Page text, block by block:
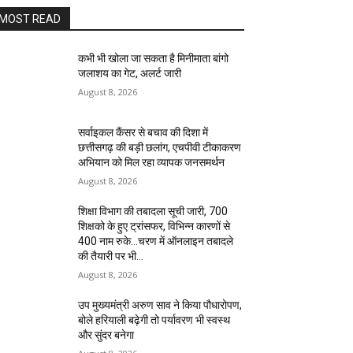
MOST READ
कभी भी खोला जा सकता है मिनीमाता बांगो
जलाशय का गेट, अलर्ट जारी
August 8, 2026
सर्वाइकल कैंसर से बचाव की दिशा में
छत्तीसगढ़ की बड़ी छलांग, एचपीवी टीकाकरण
अभियान को मिल रहा व्यापक जनसमर्थन
August 8, 2026
शिक्षा विभाग की तबादला सूची जारी, 700
शिक्षको के हुए ट्रांसफर, विभिन्न कारणों से
400 नाम रुके…चरण में ऑनलाइन तबादले
की तैयारी पर भी...
August 8, 2026
उप मुख्यमंत्री अरुण साव ने किया पौधारोपण,
बोले हरियाली बढ़ेगी तो पर्यावरण भी स्वस्थ
और सुंदर बनेगा